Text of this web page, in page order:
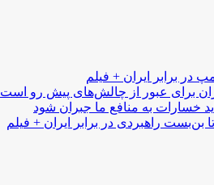
در برابر ایران + فیلم
برای عبور از چالش‌های پیش رو است
خسارات به منافع ما جبران شود
بن‌بست راهبردی در برابر ایران + فیلم